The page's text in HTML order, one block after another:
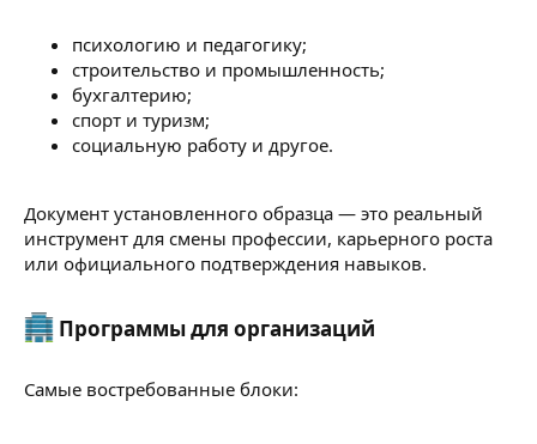
психологию и педагогику;
строительство и промышленность;
бухгалтерию;
спорт и туризм;
социальную работу и другое.
Документ установленного образца — это реальный
инструмент для смены профессии, карьерного роста
или официального подтверждения навыков.
Программы для организаций​
Самые востребованные блоки: